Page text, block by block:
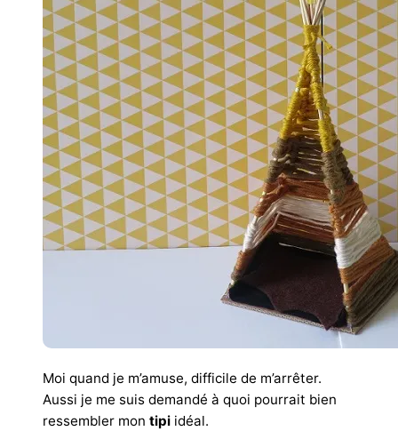
Moi quand je m’amuse, difficile de m’arrêter.
Aussi je me suis demandé à quoi pourrait bien
ressembler mon tipi idéal.